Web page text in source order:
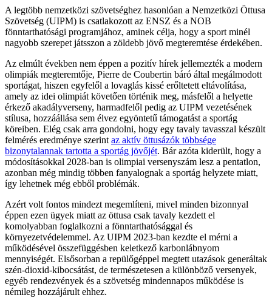
A legtöbb nemzetközi szövetséghez hasonlóan a Nemzetközi Öttusa
Szövetség (UIPM) is csatlakozott az ENSZ és a NOB
fönntarthatósági programjához, aminek célja, hogy a sport minél
nagyobb szerepet játsszon a zöldebb jövő megteremtése érdekében.
Az elmúlt években nem éppen a pozitív hírek jellemezték a modern
olimpiák megteremtője, Pierre de Coubertin báró által megálmodott
sportágat, hiszen egyfelől a lovaglás kissé erőltetett eltávolítása,
amely az idei olimpiát követően történik meg, másfelől a helyette
érkező akadályverseny, harmadfelől pedig az UIPM vezetésének
stílusa, hozzáállása sem élvez egyöntetű támogatást a sportág
köreiben. Elég csak arra gondolni, hogy egy tavaly tavasszal készült
felmérés eredménye szerint az aktív öttusázók többsége
bizonytalannak tartotta a sportág jövőjét. Bár azóta kiderült, hogy a
módosításokkal 2028-ban is olimpiai versenyszám lesz a pentatlon,
azonban még mindig többen fanyalognak a sportág helyzete miatt,
így lehetnek még ebből problémák.
Azért volt fontos mindezt megemlíteni, mivel minden bizonnyal
éppen ezen ügyek miatt az öttusa csak tavaly kezdett el
komolyabban foglalkozni a fönntarthatósággal és
környezetvédelemmel. Az UIPM 2023-ban kezdte el mérni a
működésével összefüggésben keletkező karbonlábnyom
mennyiségét. Elsősorban a repülőgéppel megtett utazások generáltak
szén-dioxid-kibocsátást, de természetesen a különböző versenyek,
egyéb rendezvények és a szövetség mindennapos működése is
némileg hozzájárult ehhez.